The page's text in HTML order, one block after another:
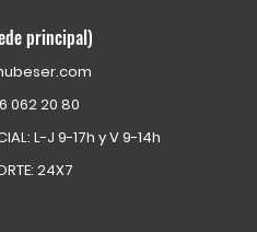
principal)
062 20 80
L-J 9-17h y V 9-14h
24X7